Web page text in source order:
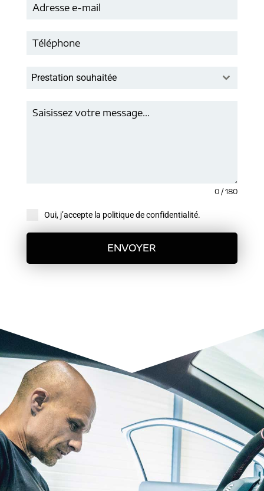
Prestation souhaitée
0 / 180
Oui, j’accepte la politique de confidentialité.
ENVOYER